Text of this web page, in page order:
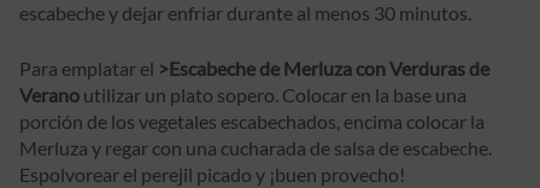
escabeche y dejar enfriar durante al menos 30 minutos.
Para emplatar el >Escabeche de Merluza con Verduras de
Verano utilizar un plato sopero. Colocar en la base una
porción de los vegetales escabechados, encima colocar la
Merluza y regar con una cucharada de salsa de escabeche.
Espolvorear el perejil picado y ¡buen provecho!